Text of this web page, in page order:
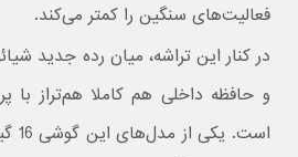
فعالیت‌های سنگین را کمتر می‌کند.
در کنار این تراشه، میان رده جدید
و حافظه داخلی هم کاملا هم‌تراز با